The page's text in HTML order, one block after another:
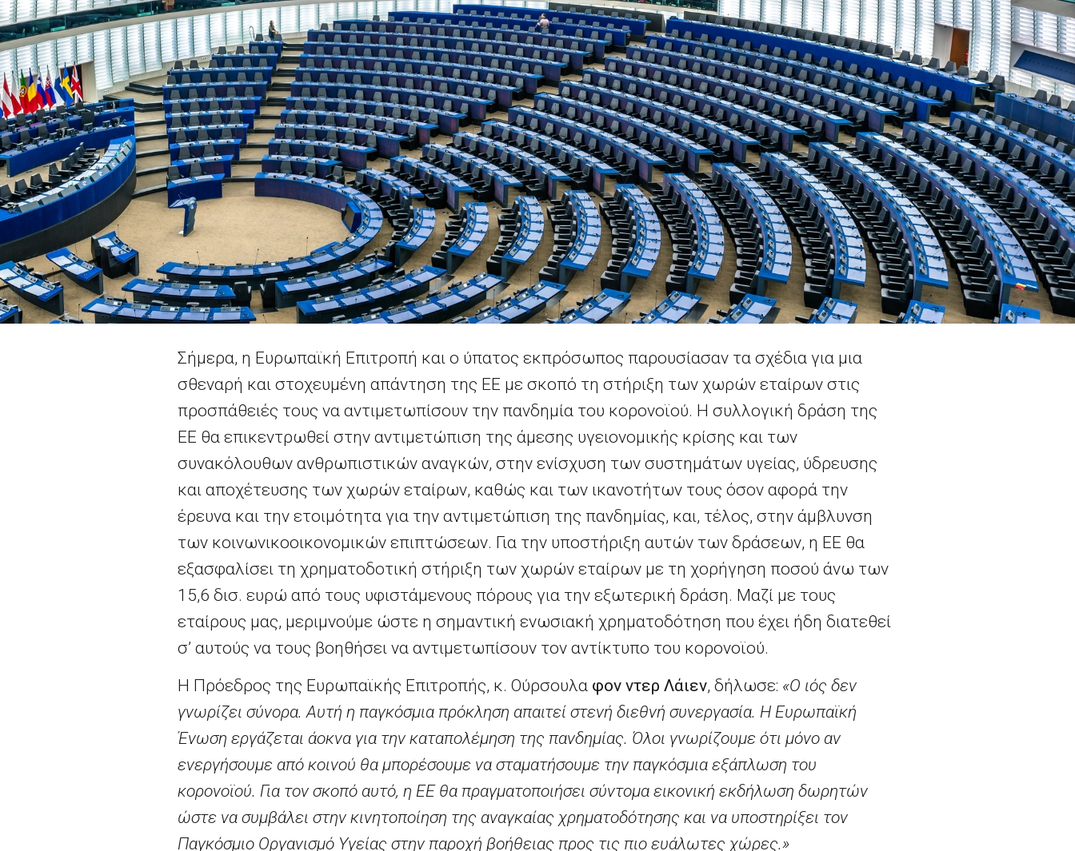
Σήμερα, η Ευρωπαϊκή Επιτροπή και ο ύπατος εκπρόσωπος παρουσίασαν τα σχέδια για μια
σθεναρή και στοχευμένη απάντηση της ΕΕ με σκοπό τη στήριξη των χωρών εταίρων στις
προσπάθειές τους να αντιμετωπίσουν την πανδημία του κορονοϊού. Η συλλογική δράση της
ΕΕ θα επικεντρωθεί στην αντιμετώπιση της άμεσης υγειονομικής κρίσης και των
συνακόλουθων ανθρωπιστικών αναγκών, στην ενίσχυση των συστημάτων υγείας, ύδρευσης
και αποχέτευσης των χωρών εταίρων, καθώς και των ικανοτήτων τους όσον αφορά την
έρευνα και την ετοιμότητα για την αντιμετώπιση της πανδημίας, και, τέλος, στην άμβλυνση
των κοινωνικοοικονομικών επιπτώσεων. Για την υποστήριξη αυτών των δράσεων, η ΕΕ θα
εξασφαλίσει τη χρηματοδοτική στήριξη των χωρών εταίρων με τη χορήγηση ποσού άνω των
15,6 δισ. ευρώ από τους υφιστάμενους πόρους για την εξωτερική δράση. Μαζί με τους
εταίρους μας, μεριμνούμε ώστε η σημαντική ενωσιακή χρηματοδότηση που έχει ήδη διατεθεί
σ’ αυτούς να τους βοηθήσει να αντιμετωπίσουν τον αντίκτυπο του κορονοϊού.
Η Πρόεδρος της Ευρωπαϊκής Επιτροπής, κ. Ούρσουλα φον ντερ Λάιεν, δήλωσε: «Ο ιός δεν
γνωρίζει σύνορα. Αυτή η παγκόσμια πρόκληση απαιτεί στενή διεθνή συνεργασία. Η Ευρωπαϊκή
Ένωση εργάζεται άοκνα για την καταπολέμηση της πανδημίας. Όλοι γνωρίζουμε ότι μόνο αν
ενεργήσουμε από κοινού θα μπορέσουμε να σταματήσουμε την παγκόσμια εξάπλωση του
κορονοϊού. Για τον σκοπό αυτό, η ΕΕ θα πραγματοποιήσει σύντομα εικονική εκδήλωση δωρητών
ώστε να συμβάλει στην κινητοποίηση της αναγκαίας χρηματοδότησης και να υποστηρίξει τον
Παγκόσμιο Οργανισμό Υγείας στην παροχή βοήθειας προς τις πιο ευάλωτες χώρες.»